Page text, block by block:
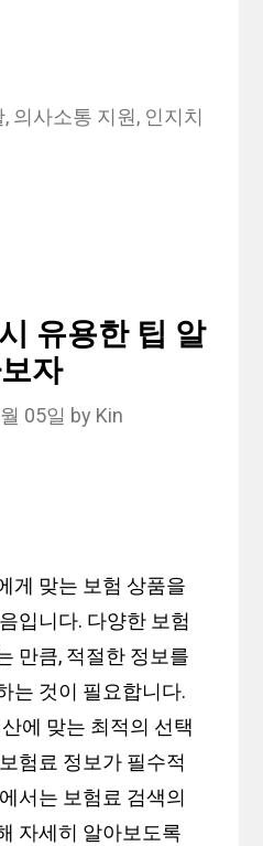
, 의사소통 지원, 인지치
유용한 팁 알
자
05일 by Kin
게 맞는 보험 상품을
입니다. 다양한 보험
만큼, 적절한 정보를
는 것이 필요합니다.
에 맞는 최적의 선택
험료 정보가 필수적
서는 보험료 검색의
자세히 알아보도록